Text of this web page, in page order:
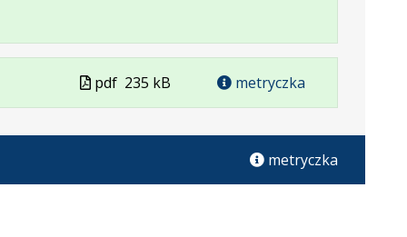
Plik
w
pdf 235 kB metryczka
metryczka